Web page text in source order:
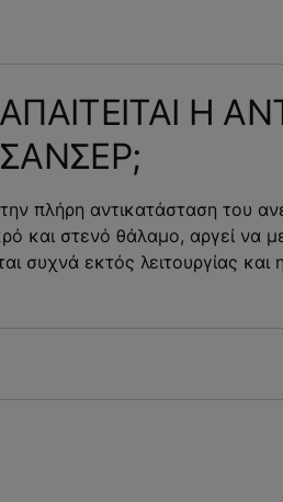
Η
πλήρη αντικατάσταση του
και στενό θάλαμο, αργεί να
συχνά εκτός λειτουργίας και